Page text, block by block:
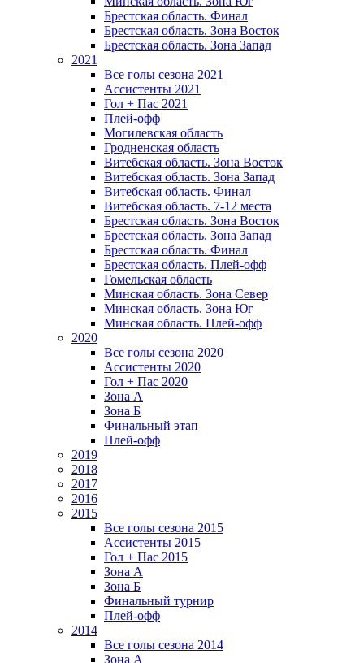
Брестская область. Финал
Брестская область. Зона Восток
Брестская область. Зона Запад
2021
Все голы сезона 2021
Ассистенты 2021
Гол + Пас 2021
Плей-офф
Могилевская область
Гродненская область
Витебская область. Зона Восток
Витебская область. Зона Запад
Витебская область. Финал
Витебская область. 7-12 места
Брестская область. Зона Восток
Брестская область. Зона Запад
Брестская область. Финал
Брестская область. Плей-офф
Гомельская область
Минская область. Зона Север
Минская область. Зона Юг
Минская область. Плей-офф
2020
Все голы сезона 2020
Ассистенты 2020
Гол + Пас 2020
Зона А
Зона Б
Финальный этап
Плей-офф
2019
2018
2017
2016
2015
Все голы сезона 2015
Ассистенты 2015
Гол + Пас 2015
Зона А
Зона Б
Финальный турнир
Плей-офф
2014
Все голы сезона 2014
Зона А